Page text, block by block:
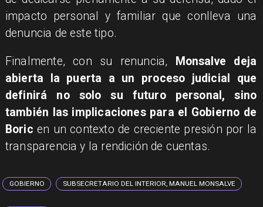
impacto personal y familiar que conlleva una
denuncia de este tipo.
Finalmente, con su renuncia, Monsalve deja
abierta la puerta a un proceso judicial que
definirá no solo su futuro personal, sino
también las implicaciones para el Gobierno de
Boricen un contexto de creciente presión por la
transparencia y la rendición de cuentas.
GOBIERNO SUBSECRETARIO DEL INTERIOR, MANUEL MONSALVE